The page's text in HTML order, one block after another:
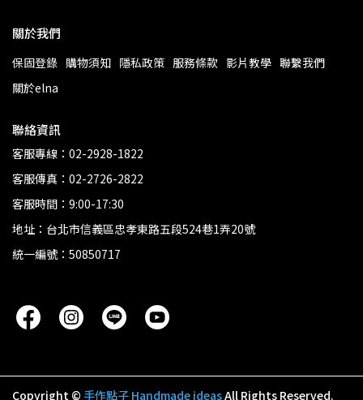
關於我們
保固登錄 購物須知 隱私政策 服務條款 影片教學 聯繫我們
關於elna
聯絡資訊
客服專線：02-2928-1822
客服傳真：02-2726-2822
客服時間：9:00-17:30
地址：台北市信義區忠孝東路五段524巷1弄20號
統一編號：50850717
Copyright © 手作點子 Handmade ideasAll Rights Reserved.